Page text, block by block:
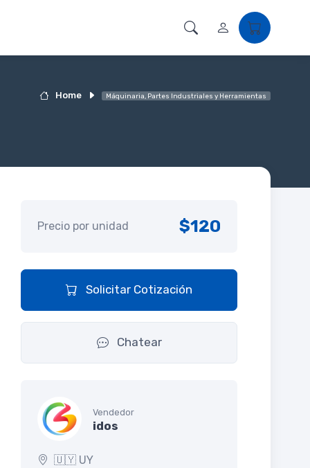
Home Máquinaria, Partes Industriales y Herramientas
Precio por unidad $120
Solicitar Cotización
Chatear
Vendedor
idos
🇺🇾 UY